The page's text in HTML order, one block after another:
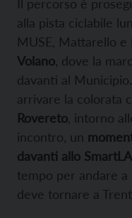
Il percorso è
alla pista ciclabile
MUSE, Mattarello
Volano , dove la
davanti al
arrivare la colorata
Rovereto , intorno
incontro, un
davanti allo
tempo per andare
deve tornare a